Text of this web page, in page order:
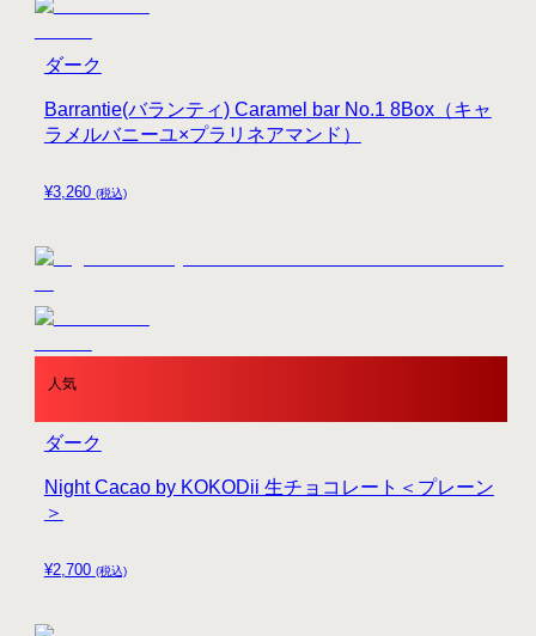
¥3,260 (税込)
Barrantie(バランティ) Caramel bar No.1 8Box（キャ
ラメルバニーユ×プラリネアマンド）
ダーク
人気
¥2,700 (税込)
Night Cacao by KOKODii 生チョコレート＜プレーン
＞
ダーク